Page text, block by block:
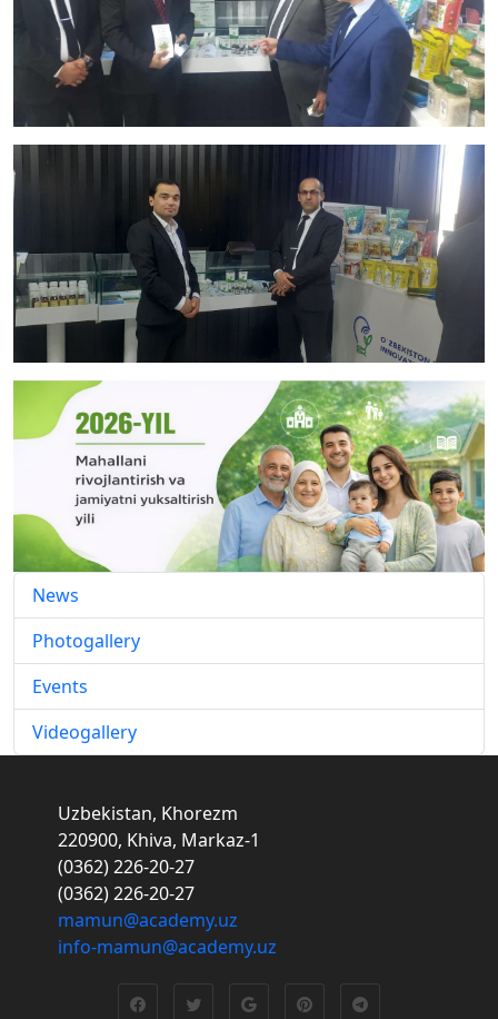
News
Photogallery
Events
Videogallery
Uzbekistan, Khorezm
220900, Khiva, Markaz-1
(0362) 226-20-27
(0362) 226-20-27
mamun@academy.uz
info-mamun@academy.uz